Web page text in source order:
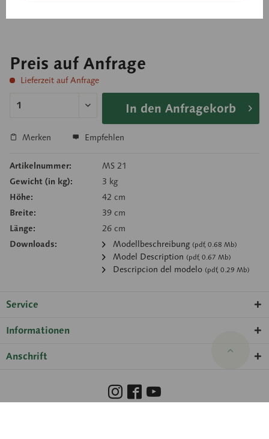
Preis auf Anfrage
Lieferzeit auf Anfrage
In den Anfragekorb
Merken Empfehlen
Artikelnummer:
MS 21
Gewicht (in kg):
3 kg
Höhe:
42 cm
Breite:
39 cm
Länge:
26 cm
Downloads:
Modellbeschreibung (pdf, 0.68 Mb)
Model Description (pdf, 0.67 Mb)
Descripcion del modelo (pdf, 0.29 Mb)
Service
Informationen
Anschrift